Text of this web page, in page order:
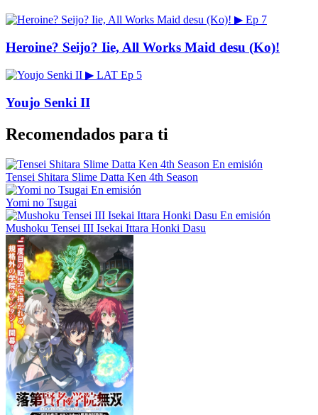
▶ Ep 7
Heroine? Seijo? Iie, All Works Maid desu (Ko)!
▶ LAT Ep 5
Youjo Senki II
Recomendados para ti
En emisión
Tensei Shitara Slime Datta Ken 4th Season
En emisión
Yomi no Tsugai
En emisión
Mushoku Tensei III Isekai Ittara Honki Dasu